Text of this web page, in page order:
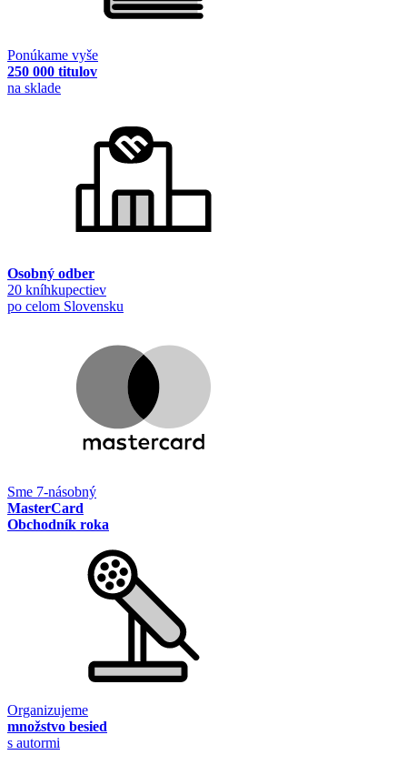
Ponúkame vyše
250 000 titulov
na sklade
Osobný odber
20 kníhkupectiev
po celom Slovensku
Sme 7-násobný
MasterCard
Obchodník roka
Organizujeme
množstvo besied
s autormi